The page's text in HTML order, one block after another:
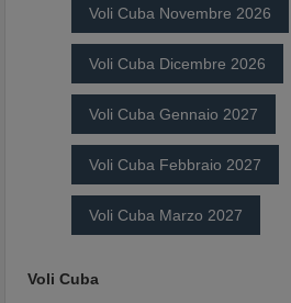
Voli Cuba Novembre 2026
Voli Cuba Dicembre 2026
Voli Cuba Gennaio 2027
Voli Cuba Febbraio 2027
Voli Cuba Marzo 2027
Voli Cuba